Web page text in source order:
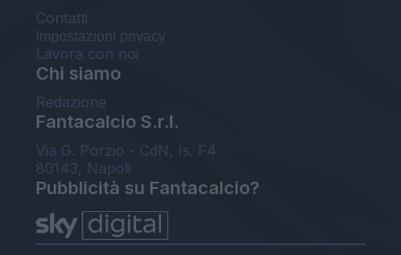
Contatti
Impostazioni privacy
Lavora con noi
Chi siamo
Redazione
Fantacalcio S.r.l.
Via G. Porzio - CdN, Is. F4
80143, Napoli
Pubblicità su Fantacalcio?